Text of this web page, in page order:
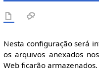
Nesta configuração será
os arquivos anexados
Web ficarão armazenados.